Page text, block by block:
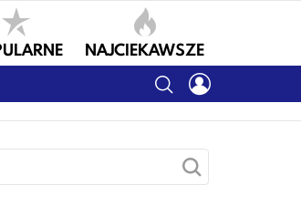
NAJCIEKAWSZE
SEARCH